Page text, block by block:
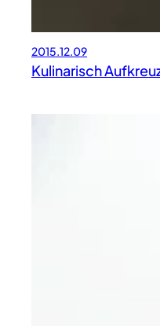
2015.12.09
Kulinarisch